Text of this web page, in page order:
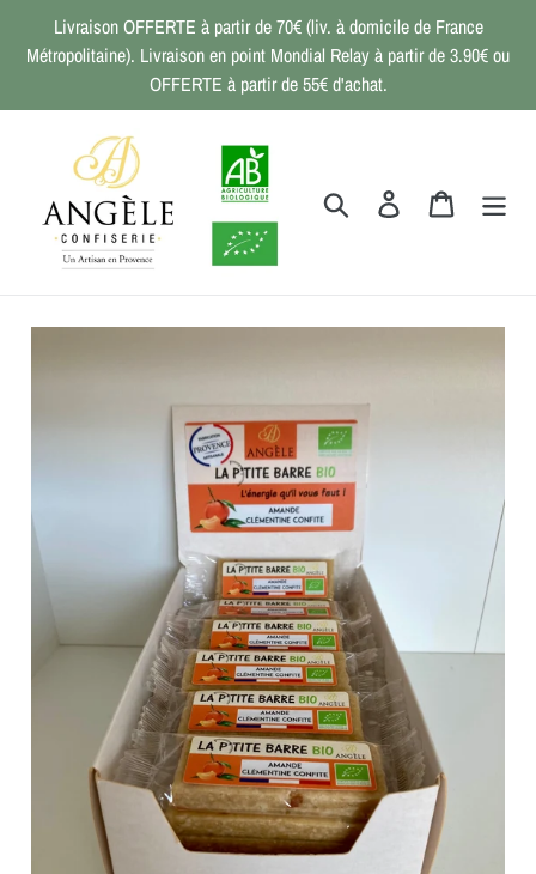
contenu
Livraison OFFERTE à partir de 70€ (liv. à domicile de France
Métropolitaine). Livraison en point Mondial Relay à partir de 3.90€ ou
OFFERTE à partir de 55€ d'achat.
RechercherSe connecter
Panier